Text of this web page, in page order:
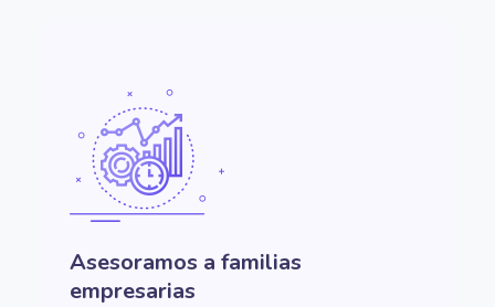
Asesoramos a familias
empresarias